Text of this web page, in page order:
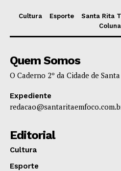
Cultura Esporte Santa Rita
Coluna
Quem Somos
O Caderno 2º da Cidade de
Expediente
Editorial
Cultura
Esporte